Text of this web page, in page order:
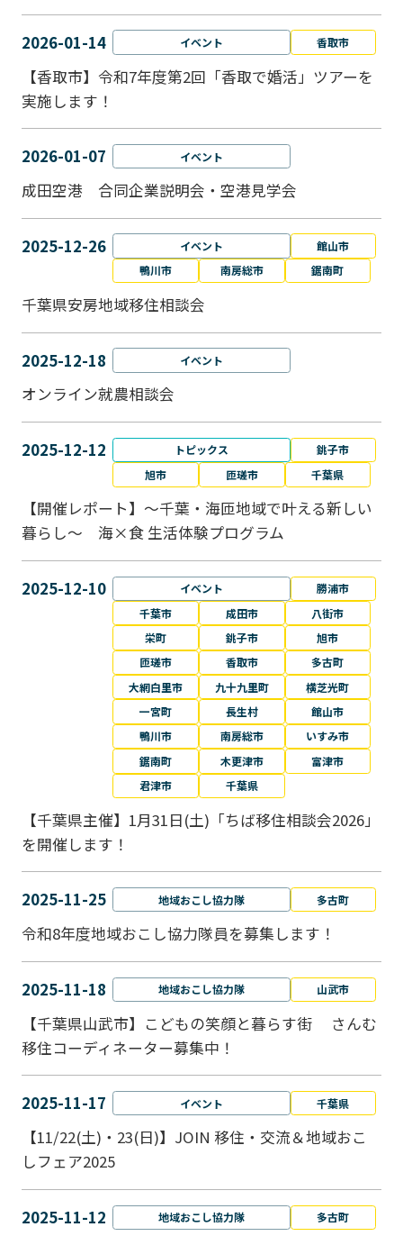
2026-01-14 イベント 香取市
【香取市】令和7年度第2回「香取で婚活」ツアーを
実施します！
2026-01-07 イベント
成田空港 合同企業説明会・空港見学会
2025-12-26 イベント
館山市
鴨川市
南房総市 鋸南町
千葉県安房地域移住相談会
2025-12-18 イベント
オンライン就農相談会
2025-12-12 トピックス
銚子市
旭市
匝瑳市 千葉県
【開催レポート】～千葉・海匝地域で叶える新しい
暮らし～ 海×食 生活体験プログラム
2025-12-10 イベント
勝浦市
千葉市
成田市
八街市
栄町
銚子市
旭市
匝瑳市
香取市
多古町
大網白里市
九十九里町
横芝光町
一宮町
長生村
館山市
鴨川市
南房総市
いすみ市
鋸南町
木更津市
富津市
君津市
千葉県
【千葉県主催】1月31日(土)「ちば移住相談会2026」
を開催します！
2025-11-25 地域おこし協力隊 多古町
令和8年度地域おこし協力隊員を募集します！
2025-11-18 地域おこし協力隊 山武市
【千葉県山武市】こどもの笑顔と暮らす街 さんむ
移住コーディネーター募集中！
2025-11-17 イベント 千葉県
【11/22(土)・23(日)】JOIN 移住・交流＆地域おこ
しフェア2025
2025-11-12 地域おこし協力隊 多古町